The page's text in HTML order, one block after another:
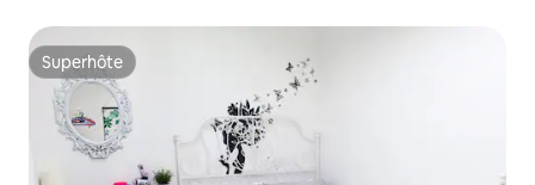
Superhôte
Superhôte